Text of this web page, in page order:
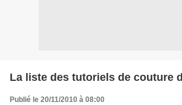
La liste des tutoriels de couture
Publié le 20/11/2010 à 08:00